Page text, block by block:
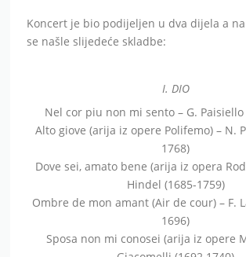
Koncert je bio podijeljen u dva dijela a
se našle slijedeće skladbe:
I. DIO
Nel cor piu non mi sento – G. Paisiello
Alto giove (arija iz opere Polifemo) – N.
1768)
Dove sei, amato bene (arija iz opera
Hindel (1685-1759)
Ombre de mon amant (Air de cour) – F.
1696)
Sposa non mi conosei (arija iz opere